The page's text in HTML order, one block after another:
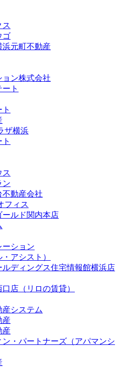
ス
ゴ
浜元町不動産
ン株式会社
ト
ザ横浜
ス
ン
不動産会社
フィス
ールド関内本店
ーション
アシスト）
ディングス住宅情報館横浜店
店（リロの賃貸）
システム
産
産
・パートナーズ（アパマンシ